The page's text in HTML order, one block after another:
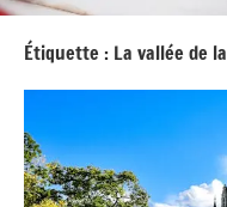
Étiquette : La vallée de